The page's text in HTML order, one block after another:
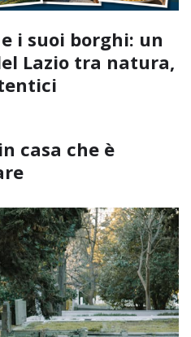
i suoi borghi: un
Lazio tra natura,
casa che è